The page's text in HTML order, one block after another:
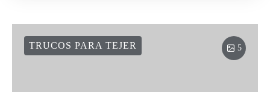
5
TRUCOS PARA TEJER